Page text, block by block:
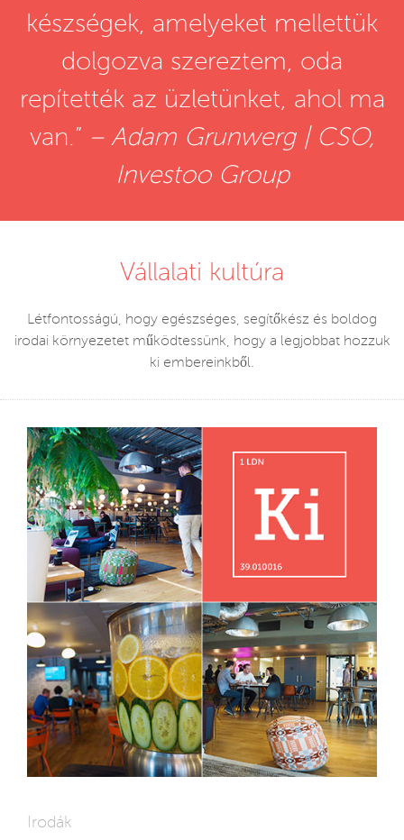
készségek, amelyeket mellettük
dolgozva szereztem, oda
repítették az üzletünket, ahol ma
van.” – Adam Grunwerg | CSO,
Investoo Group
Vállalati kultúra
Létfontosságú, hogy egészséges, segítőkész és boldog
irodai környezetet működtessünk, hogy a legjobbat hozzuk
ki embereinkből.
Irodák